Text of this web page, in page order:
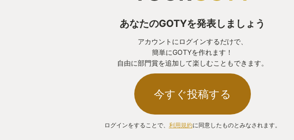
あなたのGOTYを発表しましょう
アカウントにログインするだけで、
簡単にGOTYを作れます！
自由に部門賞を追加して楽しむこともできます。
今すぐ投稿する
ログインをすることで、 利用規約に同意したものとみなされます。